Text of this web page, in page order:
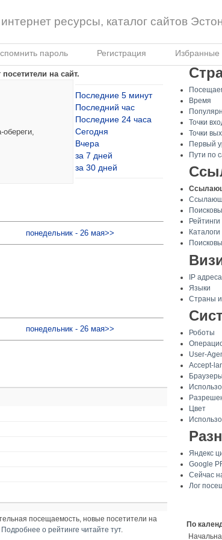
ресурсы, каталог сайтов
пароль Регистрация Избранные
на сайт.
Последние 5 минут
Последний час
Последние 24 часа
Сегодня
Вчера
за 7 дней
за 30 дней
понедельник - 26 мая>>
понедельник - 26 мая>>
посещаемость, новые посетители на
Подробнее о рейтинге читайте тут.
Время
Точки
Точки
Первый
Пути по
Рейтинги
Каталоги
IP адреса
Языки
Страны и
Роботы
User-
Accept-
Браузеры
Цвет
Яндекс
Google
Сейчас
Лог
По